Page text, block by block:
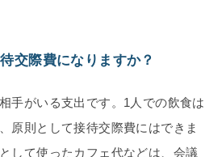
交際費になりますか？
手がいる支出です。1人での飲食は
原則として接待交際費にはできま
して使ったカフェ代などは、会議